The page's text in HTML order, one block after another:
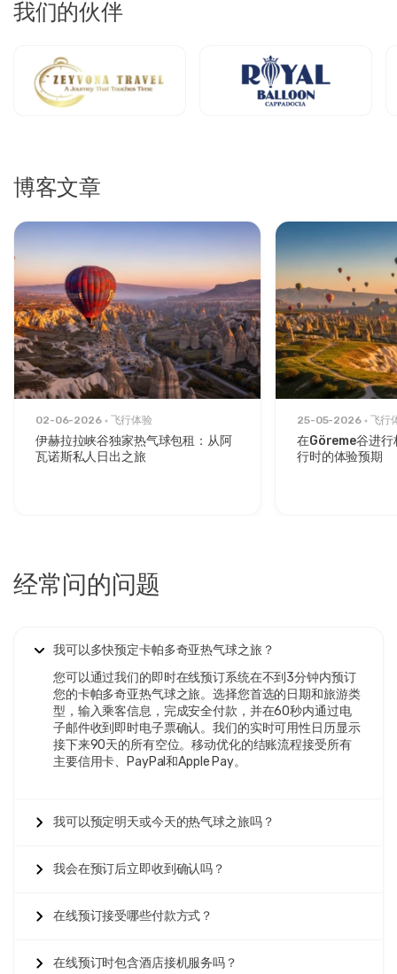
比较卡帕多奇亚热气球飞
行类别
卡帕多奇亚热气球门票分为四个不同类别，专为不同偏好和团
体规模设计。
书。标准热气球飞行卡帕多奇亚
雷梅山谷标志性岩层的壮丽景色。
舒适热气球飞行卡帕多奇亚将容量限制为12-16名乘客，创造
拥有更多空间的高级日出体验。当您购买舒适热气球门票卡帕
时，期待60-70分钟的飞行、香槟庆祝和更少拥挤的吊
篮以获得无遮挡摄影。这些高级热气球飞行卡帕多奇亚 每人价
格为€180-240，在可负担性与增强舒适度和卓越观赏条件之
间取得平衡。
豪华热气球飞行每个吊篮仅容纳8-12名乘客，在整个旅程中
提供VIP待遇。这些奢华卡帕多奇亚热气球门票包括70-90分
钟的飞行、美食早餐、优先登机和专业摄影服务。€250-350
的豪华热气球飞行门票卡帕多奇亚通过延长的飞行时间、飞行
**私人热气球飞行为2-8名乘客提供完全的独享性。私人热气
球预订卡帕多奇亚每个吊篮费用为€1,500-3,000，包括灵
帕多奇亚热气球门票
周前售罄，特别是豪华和私人类别。提前在线预订热气球卡帕
实时可用性系统允许立即检查卡帕多奇亚热气球飞行可用性，
并通过安全的在线支付锁定您的预订。持照运营商提供从卡帕
多奇亚所有住宿地点的免费酒店接送，通常在凌晨4:30-5:00
出发以获得最佳日出时间。
有飞行类别的可用性。
持照飞行员和完全投保的
买卡帕多奇亚热气球门票时,保证符合国际安全标准的完全投
我们的伙伴
博客文章
02-06-2026 飞行体验
伊赫拉拉峡谷独家热气球包租：从阿
瓦诺斯私人日出之旅
25-05-2026 飞行
在Göreme谷进行
行时的体验预期
经常问的问题
我可以多快预定卡帕多奇亚热气球之旅？
您可以通过我们的即时在线预订系统在不到3分钟内预订
您的卡帕多奇亚热气球之旅。选择您首选的日期和旅游类
型，输入乘客信息，完成安全付款，并在60秒内通过电
子邮件收到即时电子票确认。我们的实时可用性日历显示
接下来90天的所有空位。移动优化的结账流程接受所有
主要信用卡、PayPal和Apple Pay。
我可以预定明天或今天的热气球之旅吗？
我会在预订后立即收到确认吗？
在线预订接受哪些付款方式？
在线预订时包含酒店接机服务吗？